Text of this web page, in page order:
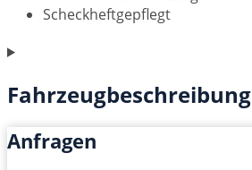
Scheckheftgepflegt
Fahrzeugbeschreibung
Anfragen